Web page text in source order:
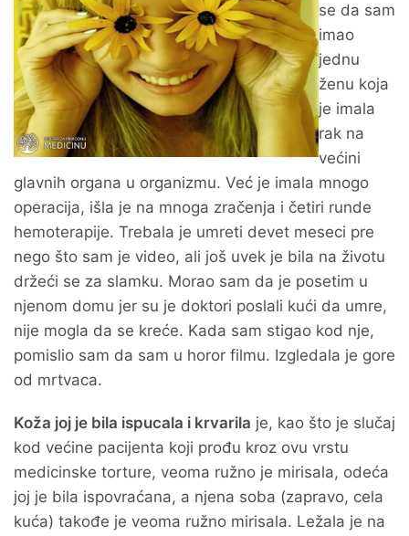
se da sam
imao
jednu
ženu koja
je imala
rak na
većini
glavnih organa u organizmu. Već je imala mnogo
operacija, išla je na mnoga zračenja i četiri runde
hemoterapije. Trebala je umreti devet meseci pre
nego što sam je video, ali još uvek je bila na životu
držeći se za slamku. Morao sam da je posetim u
njenom domu jer su je doktori poslali kući da umre,
nije mogla da se kreće. Kada sam stigao kod nje,
pomislio sam da sam u horor filmu. Izgledala je gore
od mrtvaca.
Koža joj je bila ispucala i krvarila je, kao što je slučaj
kod većine pacijenta koji prođu kroz ovu vrstu
medicinske torture, veoma ružno je mirisala, odeća
joj je bila ispovraćana, a njena soba (zapravo, cela
kuća) takođe je veoma ružno mirisala. Ležala je na